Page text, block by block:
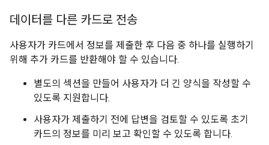
데이터를 다른 카드로 전송
사용자가 카드에서 정보를 제출한 후 다음 중 하나를 실행하기
위해 추가 카드를 반환해야 할 수 있습니다.
별도의 섹션을 만들어 사용자가 더 긴 양식을 작성할 수
있도록 지원합니다.
사용자가 제출하기 전에 답변을 검토할 수 있도록 초기
카드의 정보를 미리 보고 확인할 수 있도록 합니다.